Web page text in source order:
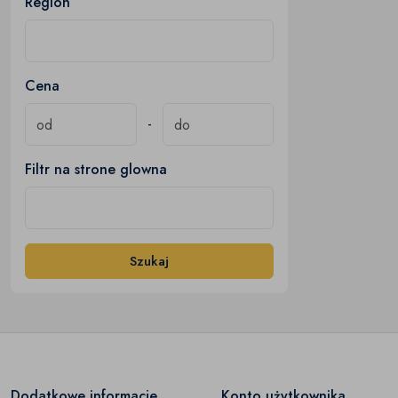
Cena
-
Filtr na strone glowna
Szukaj